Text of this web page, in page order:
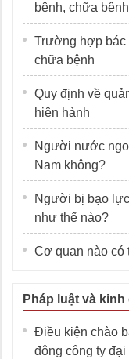
bệnh, chữa bệnh
Trường hợp bác
chữa bệnh
Quy định về
hiện hành
Người nước
Nam không?
Người bị bạo
như thế nào?
Cơ quan nào có
Pháp luật và kinh
Điều kiện chào
đông công ty đại